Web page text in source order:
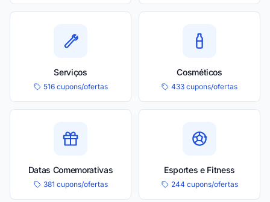
Serviços
516 cupons/ofertas
Cosméticos
433 cupons/ofertas
Datas Comemorativas
381 cupons/ofertas
Esportes e Fitness
244 cupons/ofertas